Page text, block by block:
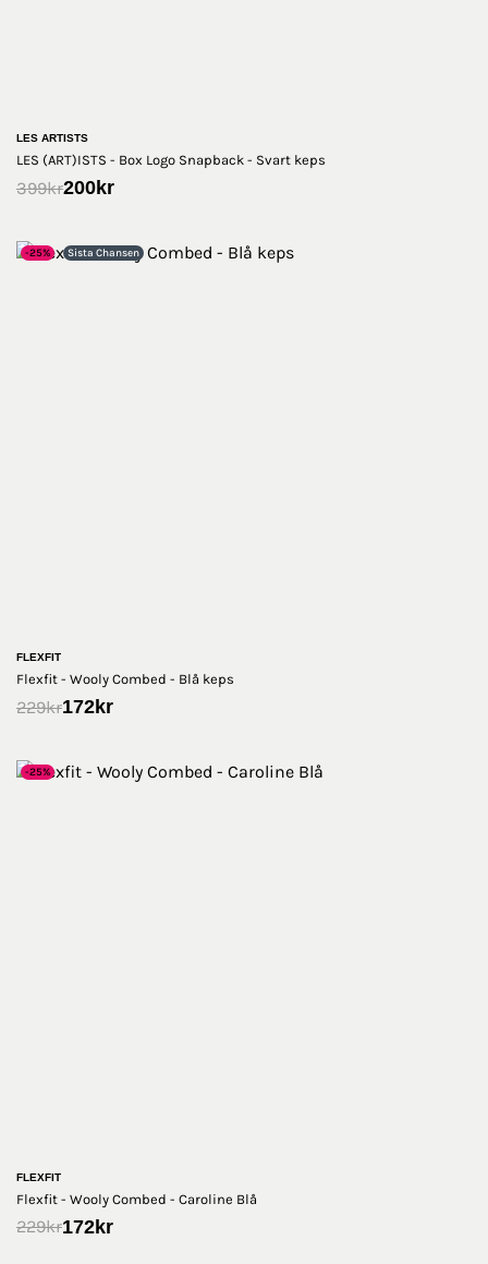
LES ARTISTS
LES (ART)ISTS - Box Logo Snapback - Svart keps
399kr200kr
-25% Sista Chansen
FLEXFIT
Flexfit - Wooly Combed - Blå keps
229kr172kr
-25%
FLEXFIT
Flexfit - Wooly Combed - Caroline Blå
229kr172kr